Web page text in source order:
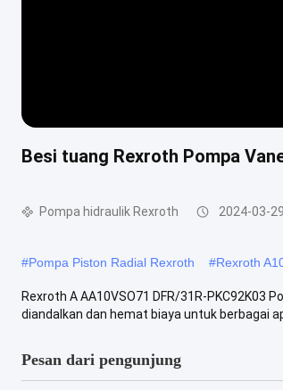
Besi tuang Rexroth Pompa
Pompa hidraulik Rexroth 2024-03-29
#Pompa Piston Radial Rexroth #Rexroth
Rexroth A AA10VSO71 DFR/31R-PKC92K03
diandalkan dan hemat biaya untuk berbagai
Pesan dari pengunjung